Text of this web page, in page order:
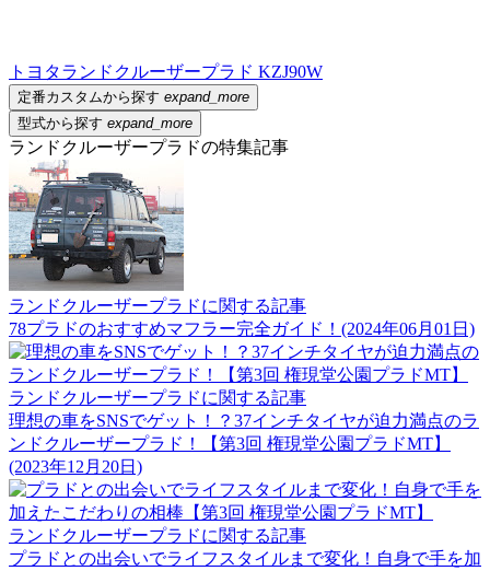
トヨタランドクルーザープラド KZJ90W
定番カスタムから探す expand_more
型式から探す expand_more
ランドクルーザープラドの特集記事
ランドクルーザープラドに関する記事
78プラドのおすすめマフラー完全ガイド！(2024年06月01日)
ランドクルーザープラドに関する記事
理想の車をSNSでゲット！？37インチタイヤが迫力満点のラ
ンドクルーザープラド！【第3回 権現堂公園プラドMT】
(2023年12月20日)
ランドクルーザープラドに関する記事
プラドとの出会いでライフスタイルまで変化！自身で手を加